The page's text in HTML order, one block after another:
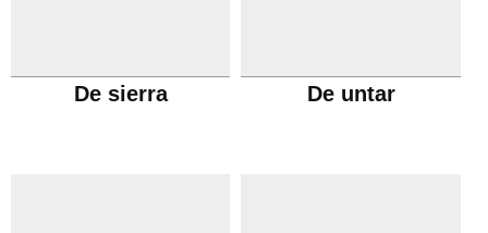
De sierra De untar